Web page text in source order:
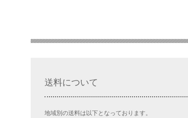
送料について
地域別の送料は以下となっております。